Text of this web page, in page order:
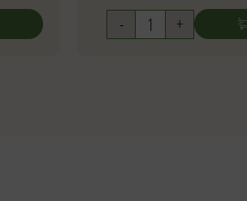
quantitat